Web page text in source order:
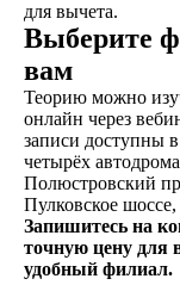
для вычета.
Выберите
вам
Теорию можно
онлайн через
записи доступны
четырёх
Полюстровский
Пулковское шоссе,
Запишитесь на
точную цену для
удобный филиал.
Написать